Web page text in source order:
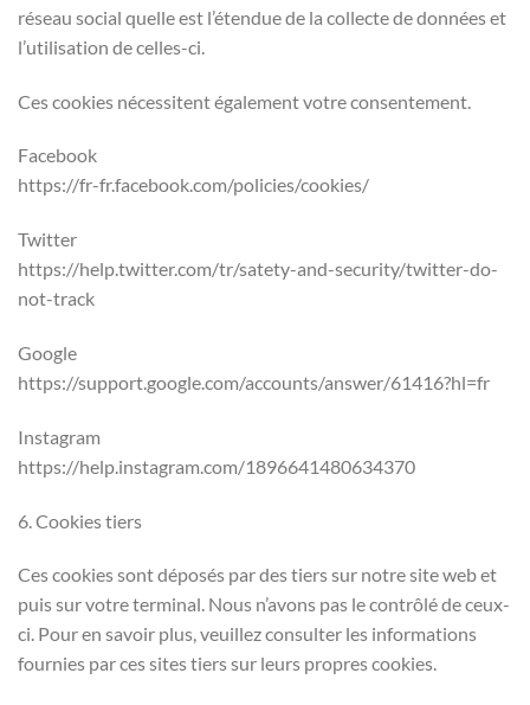
réseau social quelle est l’étendue de la collecte de données et
l’utilisation de celles-ci.
Ces cookies nécessitent également votre consentement.
Facebook
https://fr-fr.facebook.com/policies/cookies/
Twitter
https://help.twitter.com/tr/satety-and-security/twitter-do-
not-track
Google
https://support.google.com/accounts/answer/61416?hl=fr
Instagram
https://help.instagram.com/1896641480634370
6. Cookies tiers
Ces cookies sont déposés par des tiers sur notre site web et
puis sur votre terminal. Nous n’avons pas le contrôlé de ceux-
ci. Pour en savoir plus, veuillez consulter les informations
fournies par ces sites tiers sur leurs propres cookies.